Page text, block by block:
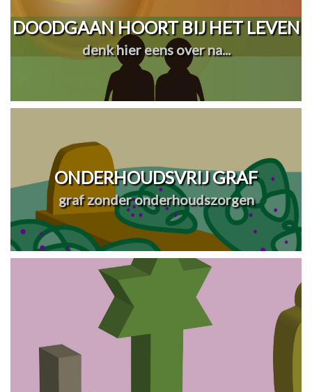
DOODGAAN HOORT BIJ HET LEVEN
denk hier eens over na...
ONDERHOUDSVRIJ GRAF
graf zonder onderhoudszorgen